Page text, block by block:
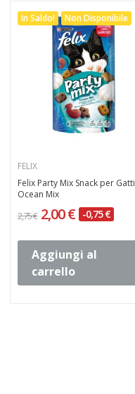
In Saldo! Non Disponibile
FELIX
Felix Party Mix Snack per Gatti
Ocean Mix
2,75 € 2,00 € -0,75 €
Aggiungi al
carrello